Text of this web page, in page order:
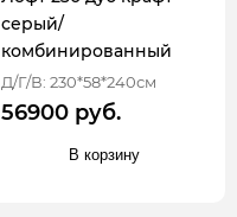
серый/
комбинированный
Д/Г/В: 230*58*240см
56900 руб.
В корзину